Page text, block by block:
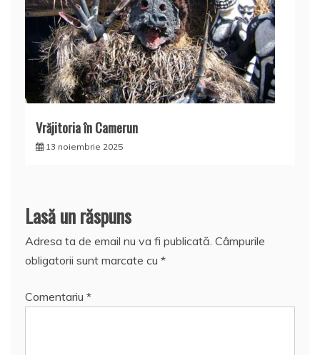
Vrăjitoria în Camerun
13 noiembrie 2025
Lasă un răspuns
Adresa ta de email nu va fi publicată. Câmpurile
obligatorii sunt marcate cu *
Comentariu *